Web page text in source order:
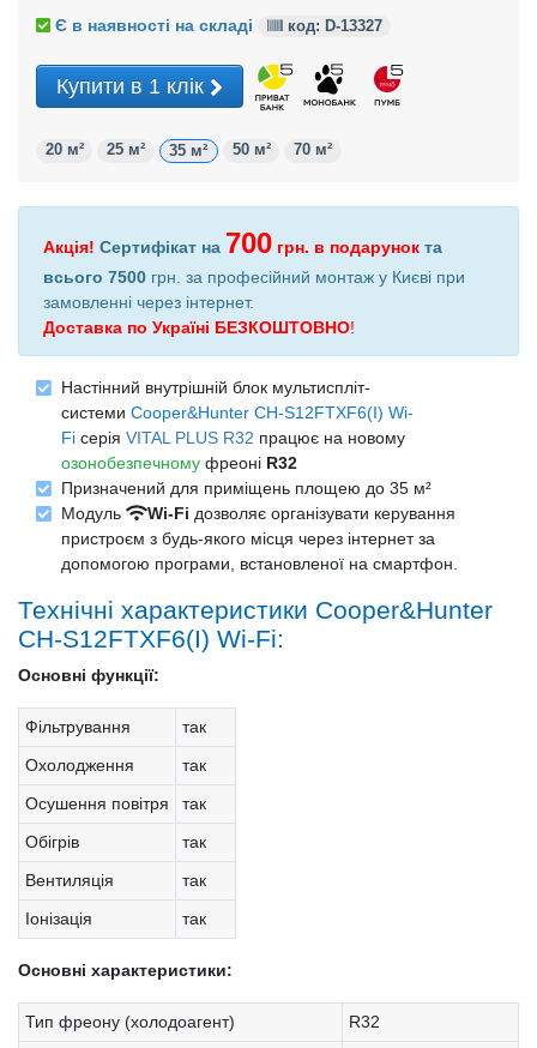
Є в наявності на складі код: D-13327
Купити в 1 клік
20 м² 25 м² 35 м² 50 м² 70 м²
Акція! Сертифікат на 700 грн. в подарунок та
всього 7500 грн. за професійний монтаж у Києві при
замовленні через інтернет.
Доставка по Україні БЕЗКОШТОВНО!
Настінний внутрішній блок мультиспліт-
системи Cooper&Hunter CH-S12FTXF6(I) Wi-
Fi серія VITAL PLUS R32 працює на новому
озонобезпечному фреоні R32
Призначений для приміщень площею до 35 м²
Модуль
Wi-Fi дозволяє організувати керування
пристроєм з будь-якого місця через інтернет за
допомогою програми, встановленої на смартфон.
Технічні характеристики Cooper&Hunter
CH-S12FTXF6(I) Wi-Fi:
Основні функції:
Фільтрування
так
Охолодження
так
Осушення повітря
так
Обігрів
так
Вентиляція
так
Іонізація
так
Основні характеристики:
Тип фреону (холодоагент)
R32